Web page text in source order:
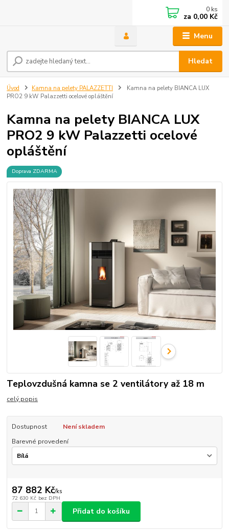
Menu
Hledat
0 ks
za 0,00 Kč
Úvod Kamna na pelety PALAZZETTI
Kamna na pelety BIANCA LUX
PRO2 9 kW Palazzetti ocelové opláštění
Kamna na pelety BIANCA LUX
PRO2 9 kW Palazzetti ocelové
opláštění
Doprava ZDARMA
Teplovzdušná kamna se 2 ventilátory až 18 m
celý popis
Dostupnost
Není skladem
Barevné provedení
87 882 Kč/ks
72 630 Kč bez DPH
Přidat do košíku